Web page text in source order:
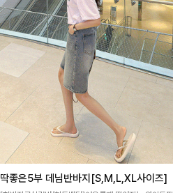
딱좋은5부 데님반바지[S,M,L,XL사이즈]